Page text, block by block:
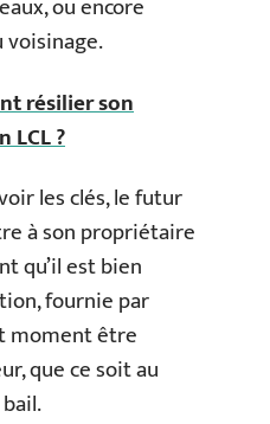
ou encore
voisinage.
résilier son
LCL ?
les clés, le futur
à son propriétaire
qu’il est bien
fournie par
moment être
que ce soit au